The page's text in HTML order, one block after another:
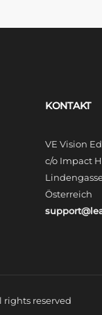
KONTAKT
VE Vision
c/o Impact
Österreich
rights reserved